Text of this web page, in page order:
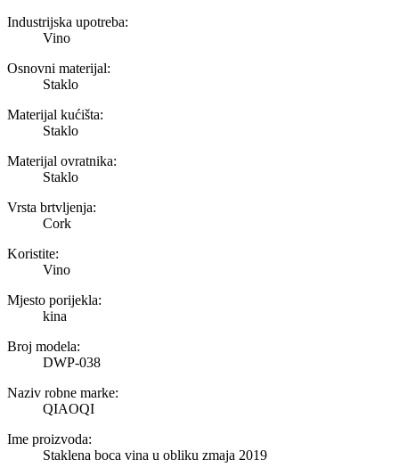
Industrijska upotreba:
Vino
Osnovni materijal:
Staklo
Materijal kućišta:
Staklo
Materijal ovratnika:
Staklo
Vrsta brtvljenja:
Cork
Koristite:
Vino
Mjesto porijekla:
kina
Broj modela:
DWP-038
Naziv robne marke:
QIAOQI
Ime proizvoda:
Staklena boca vina u obliku zmaja 2019